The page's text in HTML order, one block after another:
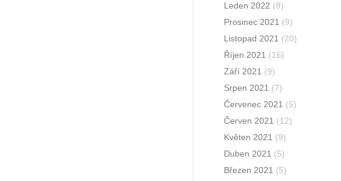
Leden 2022 (8)
Prosinec 2021 (9)
Listopad 2021 (20)
Říjen 2021 (16)
Září 2021 (9)
Srpen 2021 (7)
Červenec 2021 (5)
Červen 2021 (12)
Květen 2021 (9)
Duben 2021 (5)
Březen 2021 (5)